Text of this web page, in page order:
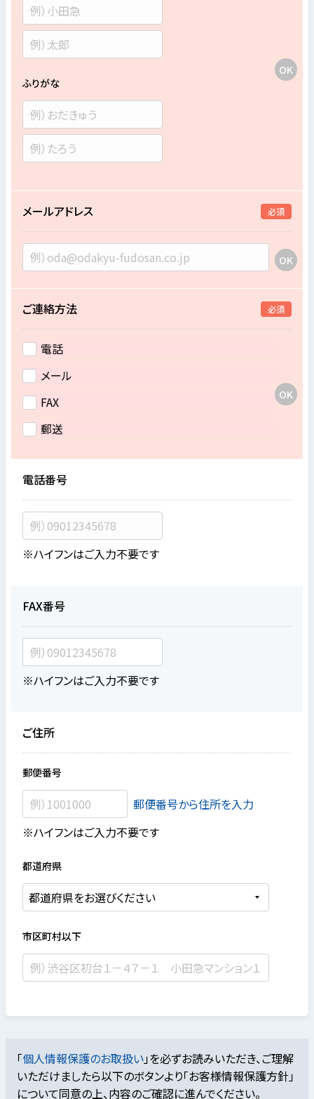
ふりがな
メールアドレス 必須
ご連絡方法 必須
電話
メール
FAX
郵送
電話番号
※ハイフンはご入力不要です
FAX番号
※ハイフンはご入力不要です
ご住所
郵便番号
郵便番号から住所を入力
※ハイフンはご入力不要です
都道府県
市区町村以下
「個人情報保護のお取扱い」を必ずお読みいただき、ご理解
いただけましたら以下のボタンより「お客様情報保護方針」
について同意の上、内容のご確認に進んでください。